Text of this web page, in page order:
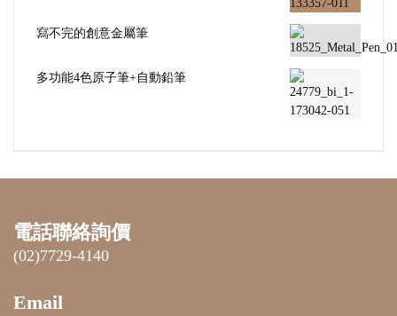
寫不完的創意金屬筆
多功能4色原子筆+自動鉛筆
電話聯絡詢價
(02)7729-4140
Email